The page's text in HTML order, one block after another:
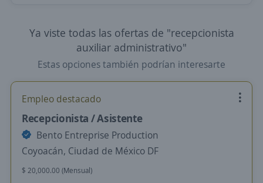
Ya viste todas las ofertas de "recepcionista
auxiliar administrativo"
Estas opciones también podrían interesarte
Empleo destacado
Recepcionista / Asistente
Bento Entreprise Production
Coyoacán, Ciudad de México DF
$ 20,000.00 (Mensual)